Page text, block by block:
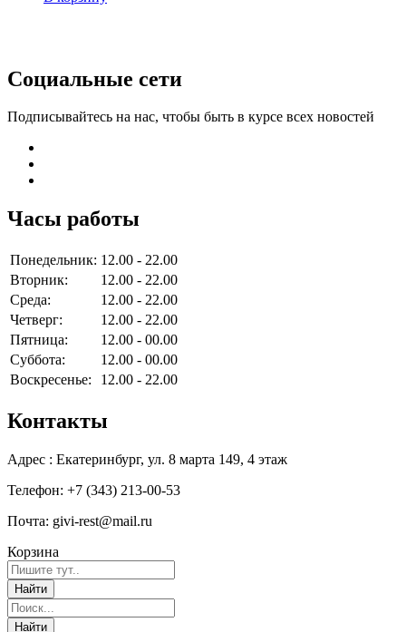
Социальные сети
Подписывайтесь на нас, чтобы быть в курсе всех новостей
Часы работы
Понедельник: 12.00 - 22.00
Вторник:
12.00 - 22.00
Среда:
12.00 - 22.00
Четверг:
12.00 - 22.00
Пятница:
12.00 - 00.00
Суббота:
12.00 - 00.00
Воскресенье:
12.00 - 22.00
Контакты
Адрес : Екатеринбург, ул. 8 марта 149, 4 этаж
Телефон: +7 (343) 213-00-53
Почта: givi-rest@mail.ru
Корзина